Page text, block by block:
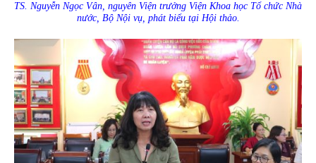
TS. Nguyễn Ngọc Vân, nguyên Viện trưởng Viện Khoa học Tổ chức Nhà
nước, Bộ Nội vụ, phát biểu tại Hội thảo.